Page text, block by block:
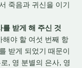
죽음과 귀신을 이기
를 받게 해 주신 것
해야 할 여섯 번째 항
받게 되었기 때문이
, 영 분별의 은사, 영